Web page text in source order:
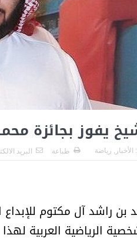
يفوز بجائزة محمد
الأخبار رياضة طباعة البريد
بن راشد آل مكتوم
الرياضية العربية لهذا
عوضه البريدي) .. رجل أعمال
بمواصفات إنسانية نادرة